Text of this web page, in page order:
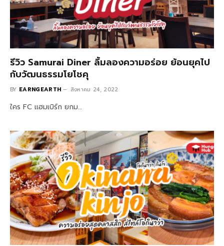
รีวิว Samurai Diner ลิ้มลองความอร่อย ย้อนยุคไป
กับวัฒนธรรมโยโชคุ
BY EARNGEARTH สิงหาคม 24, 2022
ใคร FC แฮมเบิร์ก ยกม…